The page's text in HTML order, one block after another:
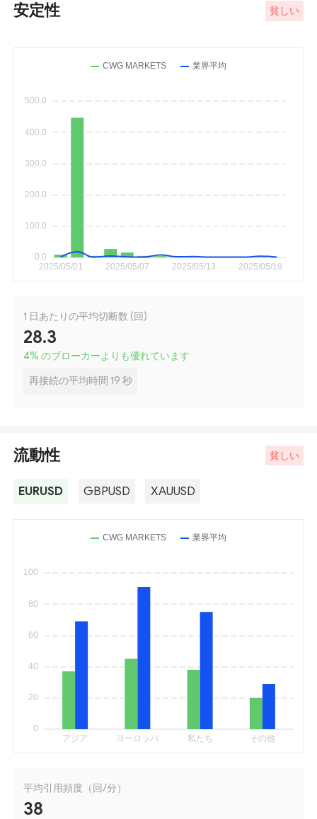
安定性 貧しい
1 日あたりの平均切断数 (回)
28.3
4% のブローカーよりも優れています
再接続の平均時間 19 秒
流動性 貧しい
EURUSD GBPUSD XAUUSD
平均引用頻度（回/分）
38